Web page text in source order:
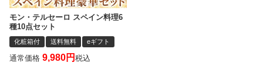
モン・テルセーロ スペイン料理6
種10点セット
化粧箱付 送料無料 eギフト
通常価格 9,980 税込